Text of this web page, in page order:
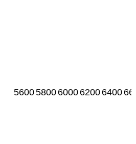
56005800 6000 6200 6400